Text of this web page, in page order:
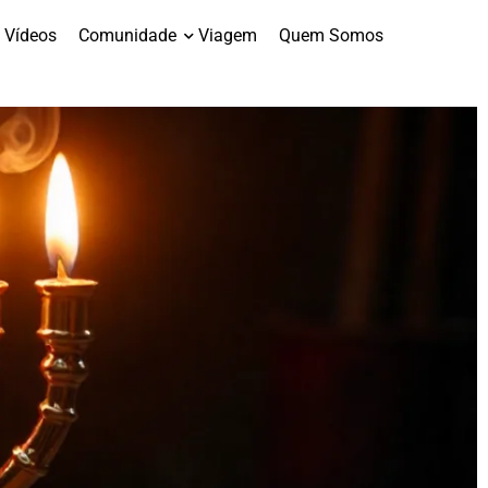
Vídeos Comunidade Viagem Quem Somos